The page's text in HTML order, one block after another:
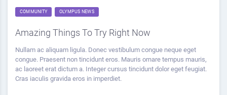
COMMUNITY OLYMPUS NEWS
Amazing Things To Try Right Now
Nullam ac aliquam ligula. Donec vestibulum congue neque eget
congue. Praesent non tincidunt eros. Mauris ornare tempus mauris,
ac laoreet erat dictum a. Integer cursus tincidunt dolor eget feugiat.
Cras iaculis gravida eros in imperdiet.